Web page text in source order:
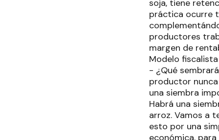
soja, tiene
práctica ocurre
productores
margen de
Modelo fiscalista
- ¿Qué
productor
una siembra
Habrá una
arroz. Vamos a
esto por una
económica,